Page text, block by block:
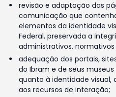
revisão e adaptação das
comunicação que
elementos da identidade
Federal, preservada a
administrativos, normativos
adequação dos portais,
do Ibram e de seus
quanto à identidade visual,
aos recursos de interação;